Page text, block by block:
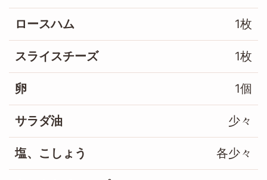
ロースハム 1枚
スライスチーズ 1枚
卵 1個
サラダ油 少々
塩、こしょう 各少々